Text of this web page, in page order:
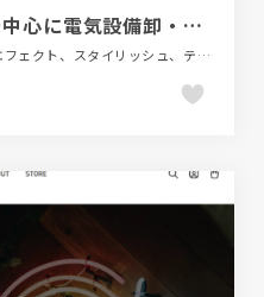
井上株式会社 | 北近畿を中心に電気設備卸・販売・製作・施工、ソフトウェア開発でソリューションを提供
コーポレートサイト、スクロールエフェクト、スタイリッシュ、テクノロジー・サイエンス、ブルー系、ホワイト系